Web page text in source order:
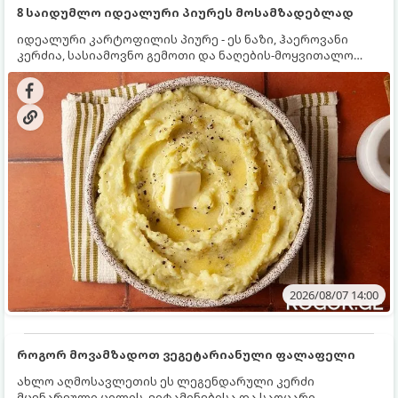
8 საიდუმლო იდეალური პიურეს მოსამზადებლად
იდეალური კარტოფილის პიურე - ეს ნაზი, ჰაეროვანი
კერძია, სასიამოვნო გემოთი და ნაღების-მოყვითალო
ფერით. მისი მომზადება ძალიან მარტივია, მაგრამ
არსებობს რამდენიმე საიდუმლო, რომლებიც უნდა
იცოდეთ, რომ პიურე იდეალურად გემრიელი გამოვიდეს.
2026/08/07 14:00
როგორ მოვამზადოთ ვეგეტარიანული ფალაფელი
ახლო აღმოსავლეთის ეს ლეგენდარული კერძი